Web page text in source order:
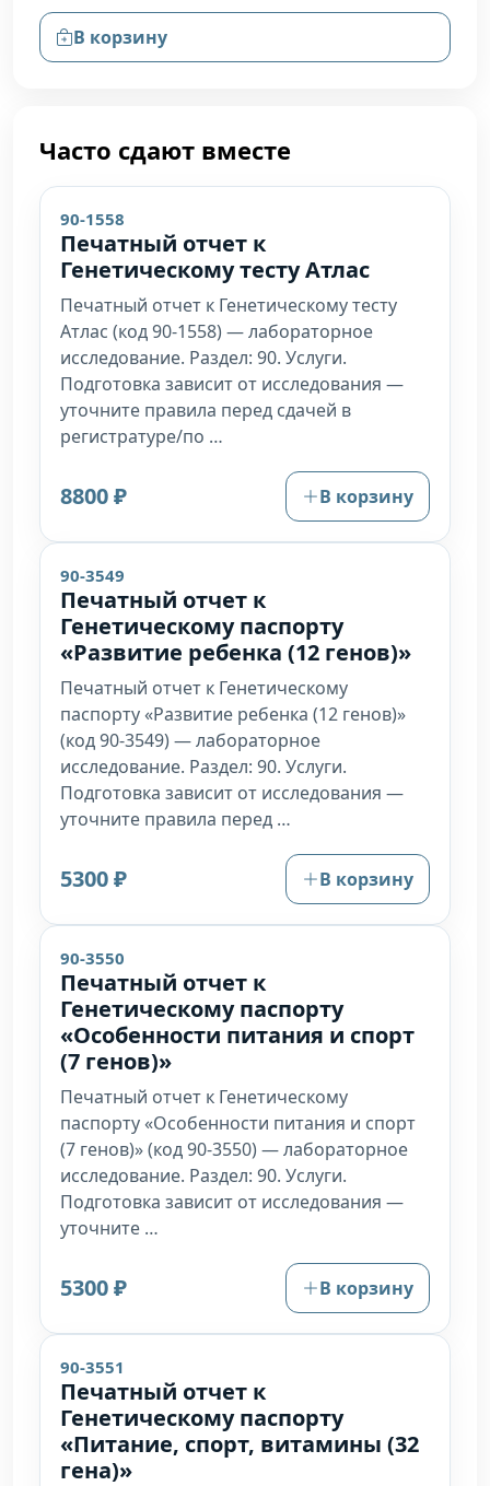
В корзину
Часто сдают вместе
90-1558
Печатный отчет к
Генетическому тесту Атлас
Печатный отчет к Генетическому тесту
Атлас (код 90-1558) — лабораторное
исследование. Раздел: 90. Услуги.
Подготовка зависит от исследования —
уточните правила перед сдачей в
регистратуре/по …
8800 ₽ В корзину
90-3549
Печатный отчет к
Генетическому паспорту
«Развитие ребенка (12 генов)»
Печатный отчет к Генетическому
паспорту «Развитие ребенка (12 генов)»
(код 90-3549) — лабораторное
исследование. Раздел: 90. Услуги.
Подготовка зависит от исследования —
уточните правила перед …
5300 ₽ В корзину
90-3550
Печатный отчет к
Генетическому паспорту
«Особенности питания и спорт
(7 генов)»
Печатный отчет к Генетическому
паспорту «Особенности питания и спорт
(7 генов)» (код 90-3550) — лабораторное
исследование. Раздел: 90. Услуги.
Подготовка зависит от исследования —
уточните …
5300 ₽ В корзину
90-3551
Печатный отчет к
Генетическому паспорту
«Питание, спорт, витамины (32
гена)»